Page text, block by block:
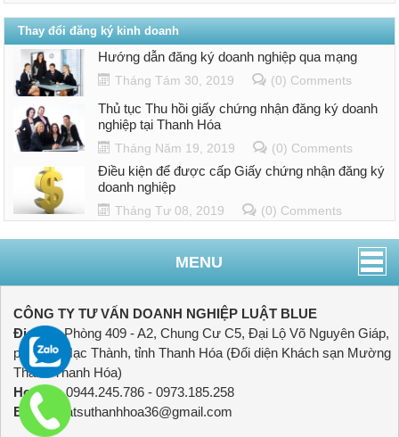
Thay đổi đăng ký kinh doanh
Hướng dẫn đăng ký doanh nghiệp qua mạng
Tháng Tám 30, 2019 (0) Comments
Thủ tục Thu hồi giấy chứng nhận đăng ký doanh
nghiệp tại Thanh Hóa
Tháng Năm 19, 2019 (0) Comments
Điều kiện để được cấp Giấy chứng nhận đăng ký
doanh nghiệp
Tháng Tư 08, 2019 (0) Comments
MENU
CÔNG TY TƯ VẤN DOANH NGHIỆP LUẬT BLUE
Địa chỉ:Phòng 409 - A2, Chung Cư C5, Đại Lộ Võ Nguyên Giáp,
phường Hạc Thành, tỉnh Thanh Hóa (Đối diện Khách sạn Mường
Thanh Thanh Hóa)
Hotline:0944.245.786 - 0973.185.258
Email:
luatsuthanhhoa36@gmail.com